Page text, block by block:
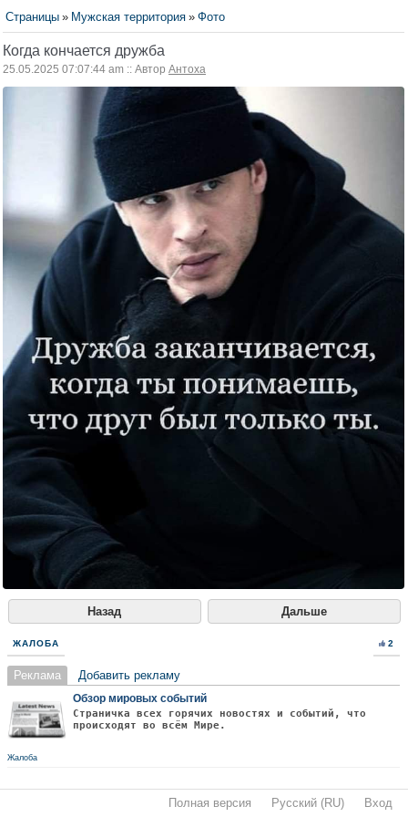
Страницы » Мужская территория » Фото
Когда кончается дружба
25.05.2025 07:07:44 am :: Автор Антоха
Назад Дальше
ЖАЛОБА 2
Реклама Добавить рекламу
Обзор мировых событий
Страничка всех горячих новостях и событий, что
происходят во всём Мире.
Жалоба
Полная версия Русский (RU) Вход